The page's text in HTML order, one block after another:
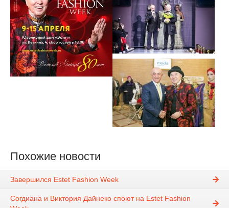
Похожие новости
Завершился Estet Fashion Week
Согдиана и Виктория Дайнеко споют на Estet Fashion